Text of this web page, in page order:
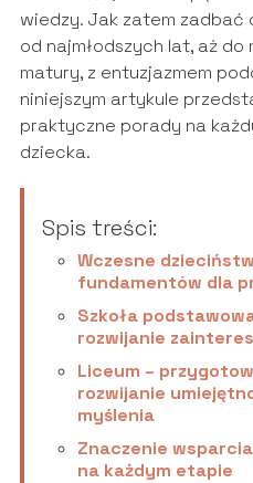
wiedzy. Jak zatem zadbać
od najmłodszych lat, aż
matury, z entuzjazmem
niniejszym artykule
praktyczne porady na
dziecka.
Spis treści:
Wczesne
fundamentów dla
Szkoła
rozwijanie
Liceum –
rozwijanie
myślenia
Znaczenie
na każdym etapie